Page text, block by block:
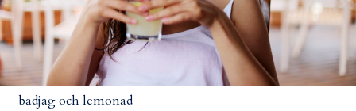
badjag och lemonad